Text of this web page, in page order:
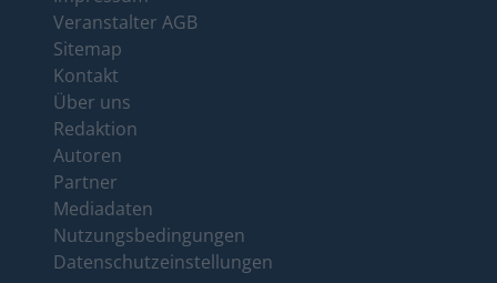
Veranstalter AGB
Sitemap
Kontakt
Über uns
Redaktion
Autoren
Partner
Mediadaten
Nutzungsbedingungen
Datenschutzeinstellungen